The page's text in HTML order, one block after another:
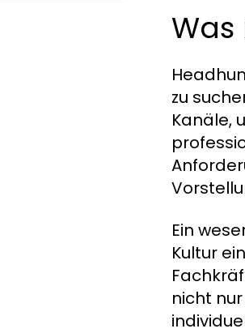
zu
Kanäle,
Ein
Kultur
nicht